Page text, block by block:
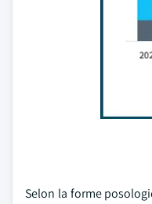
Selon la forme